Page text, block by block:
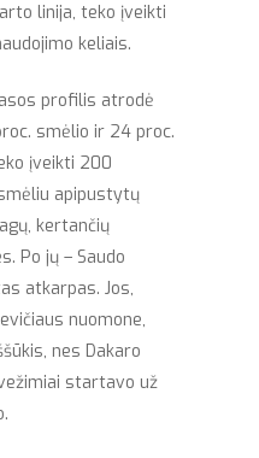
linija, teko įveikti
keliais.
profilis atrodė
smėlio ir 24 proc.
įveikti 200
apipustytų
kertančių
Po jų – Saudo
atkarpas. Jos,
nuomone,
nes Dakaro
startavo už